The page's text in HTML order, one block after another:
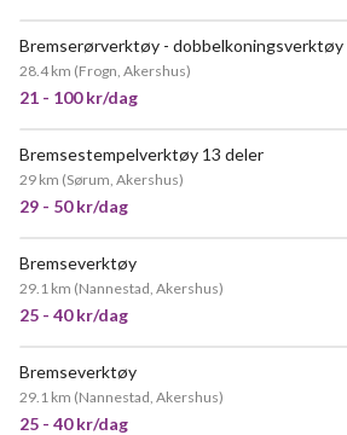
Bremserørverktøy - dobbelkoningsverktøy
28.4 km (Frogn, Akershus)
21 - 100 kr/dag
Bremsestempelverktøy 13 deler
29 km (Sørum, Akershus)
29 - 50 kr/dag
Bremseverktøy
29.1 km (Nannestad, Akershus)
25 - 40 kr/dag
Bremseverktøy
29.1 km (Nannestad, Akershus)
25 - 40 kr/dag